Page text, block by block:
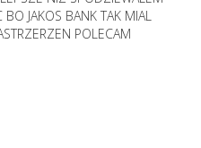
BO JAKOS BANK TAK MIAL
POLECAM